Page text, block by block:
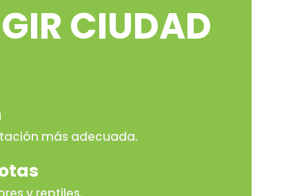
CIUDAD
más adecuada.